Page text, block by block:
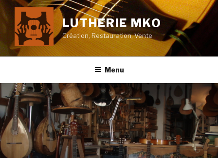
Skip
to
content
LUTHERIE MKO
Création, Restauration, Vente
Menu